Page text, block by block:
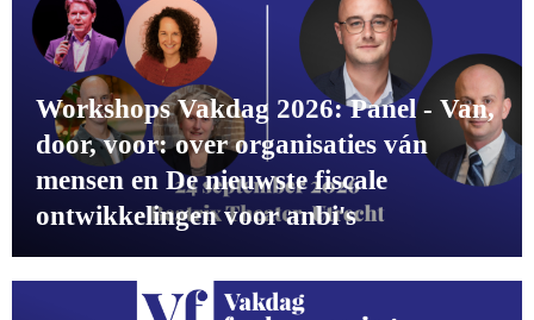
Workshops Vakdag 2026: Panel - Van,
door, voor: over organisaties ván
mensen en De nieuwste fiscale
ontwikkelingen voor anbi's